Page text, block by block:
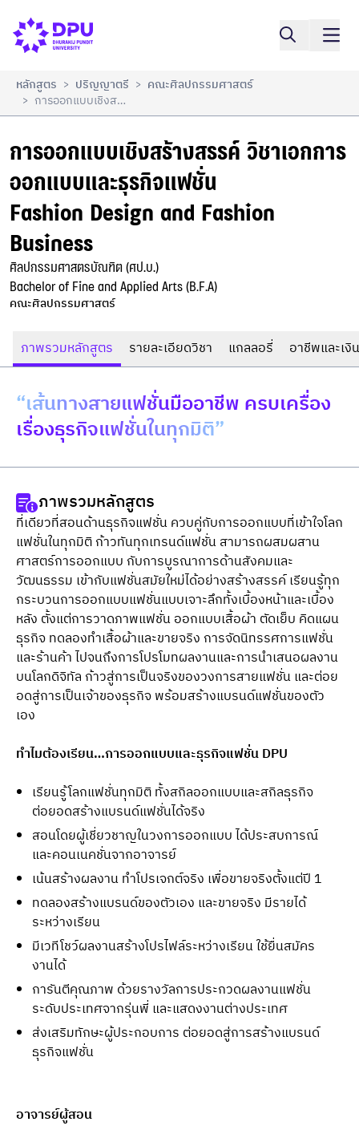
การออกแบบเชิงสร้างสรรค์ วิชาเอกการออกแบบและธุรกิจ
แฟชั่น
เปรียบเทียบ
หลักสูตร > ปริญญาตรี > คณะศิลปกรรมศาสตร์
> การออกแบบเชิงสร้างสรรค์ วิชาเอกการออกแบบและธุรกิจแฟชั่น Fashion Design And Fashion Business
การออกแบบเชิงสร้างสรรค์ วิชาเอกการ
ออกแบบและธุรกิจแฟชั่น
Fashion Design and Fashion
Business
ศิลปกรรมศาสตรบัณฑิต (ศป.บ.)
Bachelor of Fine and Applied Arts (B.F.A)
คณะศิลปกรรมศาสตร์
ภาพรวมหลักสูตร รายละเอียดวิชา แกลลอรี่ อาชีพและเงิ
“เส้นทางสายแฟชั่นมืออาชีพ ครบเครื่อง
เรื่องธุรกิจแฟชั่นในทุกมิติ”
ภาพรวมหลักสูตร
ที่เดียวที่สอนด้านธุรกิจแฟชั่น ควบคู่กับการออกแบบที่เข้าใจโลก
แฟชั่นในทุกมิติ ก้าวทันทุกเทรนด์แฟชั่น สามารถผสมผสาน
ศาสตร์การออกแบบ กับการบูรณาการด้านสังคมและ
วัฒนธรรม เข้ากับแฟชั่นสมัยใหม่ได้อย่างสร้างสรรค์ เรียนรู้ทุก
กระบวนการออกแบบแฟชั่นแบบเจาะลึกทั้งเบื้องหน้าและเบื้อง
หลัง ตั้งแต่การวาดภาพแฟชั่น ออกแบบเสื้อผ้า ตัดเย็บ คิดแผน
ธุรกิจ ทดลองทำเสื้อผ้าและขายจริง การจัดนิทรรศการแฟชั่น
และร้านค้า ไปจนถึงการโปรโมทผลงานและการนำเสนอผลงาน
บนโลกดิจิทัล ก้าวสู่การเป็นจริงของวงการสายแฟชั่น และต่อย
อดสู่การเป็นเจ้าของธุรกิจ พร้อมสร้างแบรนด์แฟชั่นของตัว
เอง
ทำไมต้องเรียน…การออกแบบและธุรกิจแฟชั่น DPU
เรียนรู้โลกแฟชั่นทุกมิติ ทั้งสกิลออกแบบและสกิลธุรกิจ
ต่อยอดสร้างแบรนด์แฟชั่นได้จริง
สอนโดยผู้เชี่ยวชาญในวงการออกแบบ ได้ประสบการณ์
และคอนเนคชั่นจากอาจารย์
เน้นสร้างผลงาน ทำโปรเจกต์จริง เพื่อขายจริงตั้งแต่ปี 1
ทดลองสร้างแบรนด์ของตัวเอง และขายจริง มีรายได้
ระหว่างเรียน
มีเวทีโชว์ผลงานสร้างโปรไฟล์ระหว่างเรียน ใช้ยื่นสมัคร
งานได้
การันตีคุณภาพ ด้วยรางวัลการประกวดผลงานแฟชั่น
ระดับประเทศจากรุ่นพี่ และแสดงงานต่างประเทศ
ส่งเสริมทักษะผู้ประกอบการ ต่อยอดสู่การสร้างแบรนด์
ธุรกิจแฟชั่น
อาจารย์ผู้สอน